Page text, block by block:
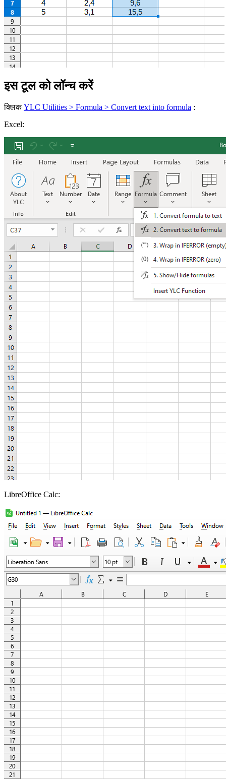
इस टूल को लॉन्च करें
क्लिकYLC Utilities > Formula > Convert text into formula :
Excel:
LibreOffice Calc: